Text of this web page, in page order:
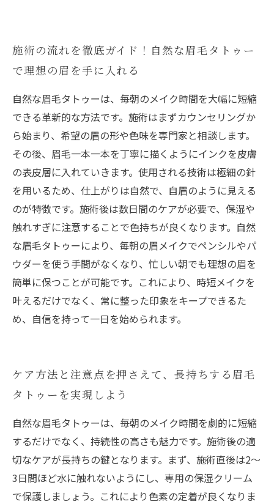
施術の流れを徹底ガイド！自然な眉毛タトゥー
で理想の眉を手に入れる
自然な眉毛タトゥーは、毎朝のメイク時間を大幅に短縮
できる革新的な方法です。施術はまずカウンセリングか
ら始まり、希望の眉の形や色味を専門家と相談します。
その後、眉毛一本一本を丁寧に描くようにインクを皮膚
の表皮層に入れていきます。使用される技術は極細の針
を用いるため、仕上がりは自然で、自眉のように見える
のが特徴です。施術後は数日間のケアが必要で、保湿や
触れすぎに注意することで色持ちが良くなります。自然
な眉毛タトゥーにより、毎朝の眉メイクでペンシルやパ
ウダーを使う手間がなくなり、忙しい朝でも理想の眉を
簡単に保つことが可能です。これにより、時短メイクを
叶えるだけでなく、常に整った印象をキープできるた
め、自信を持って一日を始められます。
ケア方法と注意点を押さえて、長持ちする眉毛
タトゥーを実現しよう
自然な眉毛タトゥーは、毎朝のメイク時間を劇的に短縮
するだけでなく、持続性の高さも魅力です。施術後の適
切なケアが長持ちの鍵となります。まず、施術直後は2～
3日間ほど水に触れないようにし、専用の保湿クリーム
で保護しましょう。これにより色素の定着が良くなりま